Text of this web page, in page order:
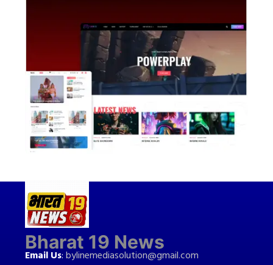
Bharat 19 News
Email Us:bylinemediasolution@gmail.com